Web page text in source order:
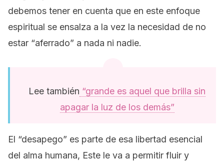
debemos tener en cuenta que en este enfoque
espiritual se ensalza a la vez la necesidad de no
estar “aferrado” a nada ni nadie.
Lee también “grande es aquel que brilla sin
apagar la luz de los demás”
El “desapego” es parte de esa libertad esencial
del alma humana, Este le va a permitir fluir y